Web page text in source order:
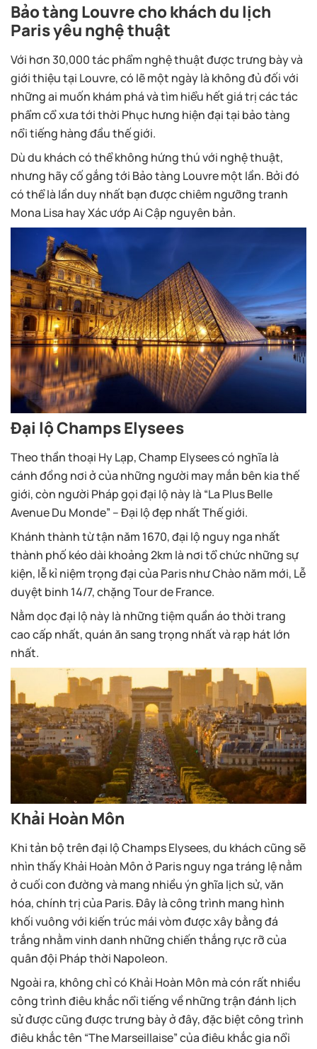
Bảo tàng Louvre cho khách du lịch
Paris yêu nghệ thuật
Với hơn 30,000 tác phẩm nghệ thuật được trưng bày và
giới thiệu tại Louvre, có lẽ một ngày là không đủ đối với
những ai muốn khám phá và tìm hiểu hết giá trị các tác
phẩm cổ xưa tới thời Phục hưng hiện đại tại bảo tàng
nổi tiếng hàng đầu thế giới.
Dù du khách có thể không hứng thú với nghệ thuật,
nhưng hãy cố gắng tới Bảo tàng Louvre một lần. Bởi đó
có thể là lần duy nhất bạn được chiêm ngưỡng tranh
Mona Lisa hay Xác ướp Ai Cập nguyên bản.
Đại lộ Champs Elysees
Theo thần thoại Hy Lạp, Champ Elysees có nghĩa là
cánh đồng nơi ở của những người may mắn bên kia thế
giới, còn người Pháp gọi đại lộ này là “La Plus Belle
Avenue Du Monde” – Đại lộ đẹp nhất Thế giới.
Khánh thành từ tận năm 1670, đại lộ nguy nga nhất
thành phố kéo dài khoảng 2km là nơi tổ chức những sự
kiện, lễ kỉ niệm trọng đại của Paris như Chào năm mới, Lễ
duyệt binh 14/7, chặng Tour de France.
Nằm dọc đại lộ này là những tiệm quần áo thời trang
cao cấp nhất, quán ăn sang trọng nhất và rạp hát lớn
nhất.
Khải Hoàn Môn
Khi tản bộ trên đại lộ Champs Elysees, du khách cũng sẽ
nhìn thấy Khải Hoàn Môn ở Paris nguy nga tráng lệ nằm
ở cuối con đường và mang nhiều ýn ghĩa lịch sử, văn
hóa, chính trị của Paris. Đây là công trình mang hình
khối vuông với kiến trúc mái vòm được xây bằng đá
trắng nhằm vinh danh những chiến thắng rực rỡ của
quân đội Pháp thời Napoleon.
Ngoài ra, không chỉ có Khải Hoàn Môn mà cón rất nhiều
công trình điêu khắc nổi tiếng về những trận đánh lịch
sử được cũng được trưng bày ở đây, đặc biệt công trình
điêu khắc tên “The Marseillaise” của điêu khắc gia nổi